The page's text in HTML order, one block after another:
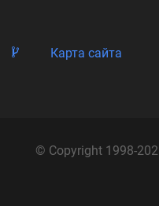
Карта сайта
© Copyright 1998-